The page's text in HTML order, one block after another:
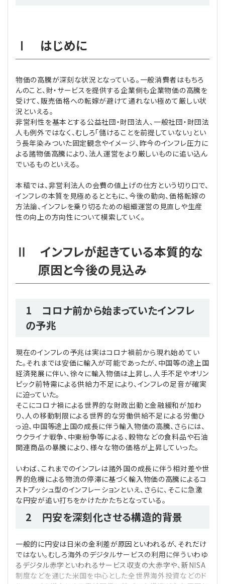
【連載】労務管理の歩き方
【連載】IT実務一問一答
Ⅰ はじめに
物価の高騰が深刻な状況となっている。一般消費者はもちろ
んのこと、財・サービスを提供する企業側も企業物価の高騰を
受けて、販売価格への転嫁が避けて通れない極めて厳しい状
況といえる。
非営利性を基本とする公益社団・財団法人、一般社団・財団法
人も例外ではなく、むしろ「儲けることを前提していない」とい
う長年染みついた固定観念やイメージ、昨今のインフレ圧力に
よる諸物価高騰により、法人運営をより厳しいものに追い込ん
でいるものといえる。
本稿では、非営利法人の会費の値上げの仕方という切り口で、
インフレの本質を見極めるとともに、今後の動向、価格転嫁の
方法論、インフレを乗り切るための組織運営の見直しや生産
性の向上の方向性について模索していく。
Ⅱ インフレが起きている本質的な
原因と今後の見込み
1 コロナ前から始まっていたインフレ
の予兆
現在のインフレの予兆は実はコロナ禍前から現れ始めてい
た。それまでは安価に輸入が可能であったが、中国等の途上国
経済発展に伴い、徐々に輸入物価は上昇し、人手不足やオリン
ピック前特需による供給力不足により、インフレの足音が確実
に迫っていた。
そこにコロナ禍による世界的な財政出動と金融緩和が加わ
り、人の移動制限による世界的な労働供給不足による労働ひ
っ迫、中国等途上国の成長に伴う輸入物価の高騰、さらには、
ウクライナ戦争、中東紛争等による、穀物などの食料品や石油
関連商品の暴騰により、様々な物の価格が上昇していった。
いわば、これまでのインフレは諸外国の成長に伴う相対差や世
界的危機による物流の停滞に基づく輸入物価の高騰によるコ
ストプッシュ型のインフレーションといえ、さらに、そこに急激
な円安が追い打ちをかけたかたちとなっている。
2 円安を深刻化させる構造的背景
一般的に円安は日米の金利差が原因といわれるが、それだけ
ではない。むしろ海外のデジタルサービスの利用に伴ういわゆ
るデジタル赤字といわれるサービス収支の大赤字や、新NISA
制度などを通じた米国を中心とした全世界海外投資などのド